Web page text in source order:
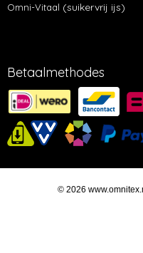
Omni-Vitaal (suikervrij ijs)
Betaalmethodes
© 2026